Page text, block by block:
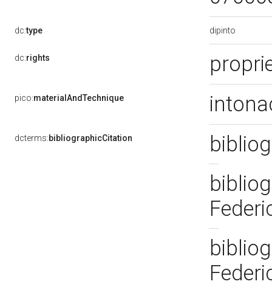
dc:type dipinto
dc:rights
pico:materialAndTechnique
dcterms:bibliographicCitation